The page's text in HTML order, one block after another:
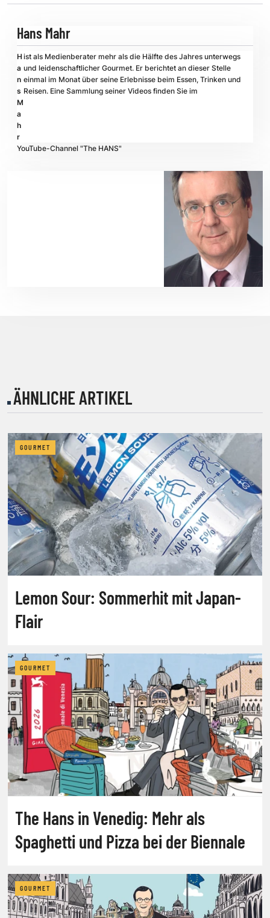
Hans Mahr
H
a
n
s
M
a
h
r
ist als Medienberater mehr als die Hälfte des Jahres unterwegs
und leidenschaftlicher Gourmet. Er berichtet an dieser Stelle
einmal im Monat über seine Erlebnisse beim Essen, Trinken und
Reisen. Eine Sammlung seiner Videos finden Sie im
YouTube-Channel "The HANS"
ÄHNLICHE ARTIKEL
GOURMET
Lemon Sour: Sommerhit mit Japan-
Flair
GOURMET
The Hans in Venedig: Mehr als
Spaghetti und Pizza bei der Biennale
GOURMET